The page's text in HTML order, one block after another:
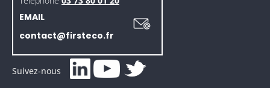
EMAIL
contact@firsteco.fr
Suivez-nous